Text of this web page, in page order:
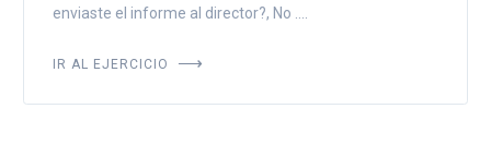
enviaste el informe al director?, No ....
IR AL EJERCICIO